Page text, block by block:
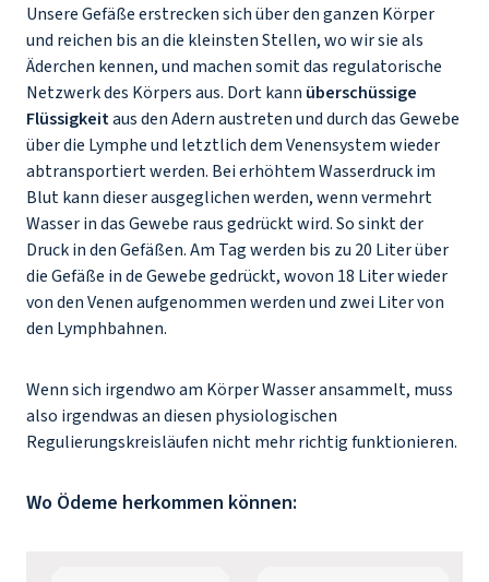
Unsere Gefäße erstrecken sich über den ganzen Körper
und reichen bis an die kleinsten Stellen, wo wir sie als
Äderchen kennen, und machen somit das regulatorische
Netzwerk des Körpers aus. Dort kann überschüssige
Flüssigkeitaus den Adern austreten und durch das Gewebe
über die Lymphe und letztlich dem Venensystem wieder
abtransportiert werden. Bei erhöhtem Wasserdruck im
Blut kann dieser ausgeglichen werden, wenn vermehrt
Wasser in das Gewebe raus gedrückt wird. So sinkt der
Druck in den Gefäßen. Am Tag werden bis zu 20 Liter über
die Gefäße in de Gewebe gedrückt, wovon 18 Liter wieder
von den Venen aufgenommen werden und zwei Liter von
den Lymphbahnen.
Wenn sich irgendwo am Körper Wasser ansammelt, muss
also irgendwas an diesen physiologischen
Regulierungskreisläufen nicht mehr richtig funktionieren.
Wo Ödeme herkommen können: